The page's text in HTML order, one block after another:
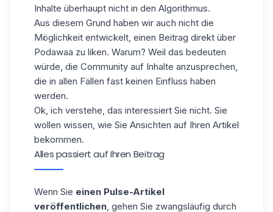
Inhalte überhaupt nicht in den Algorithmus.
Aus diesem Grund haben wir auch nicht die
Möglichkeit entwickelt, einen Beitrag direkt über
Podawaa zu liken. Warum? Weil das bedeuten
würde, die Community auf Inhalte anzusprechen,
die in allen Fällen fast keinen Einfluss haben
werden.
Ok, ich verstehe, das interessiert Sie nicht. Sie
wollen wissen, wie Sie Ansichten auf Ihren Artikel
bekommen.
Alles passiert auf Ihren Beitrag
Wenn Sie einen Pulse-Artikel
veröffentlichen, gehen Sie zwangsläufig durch